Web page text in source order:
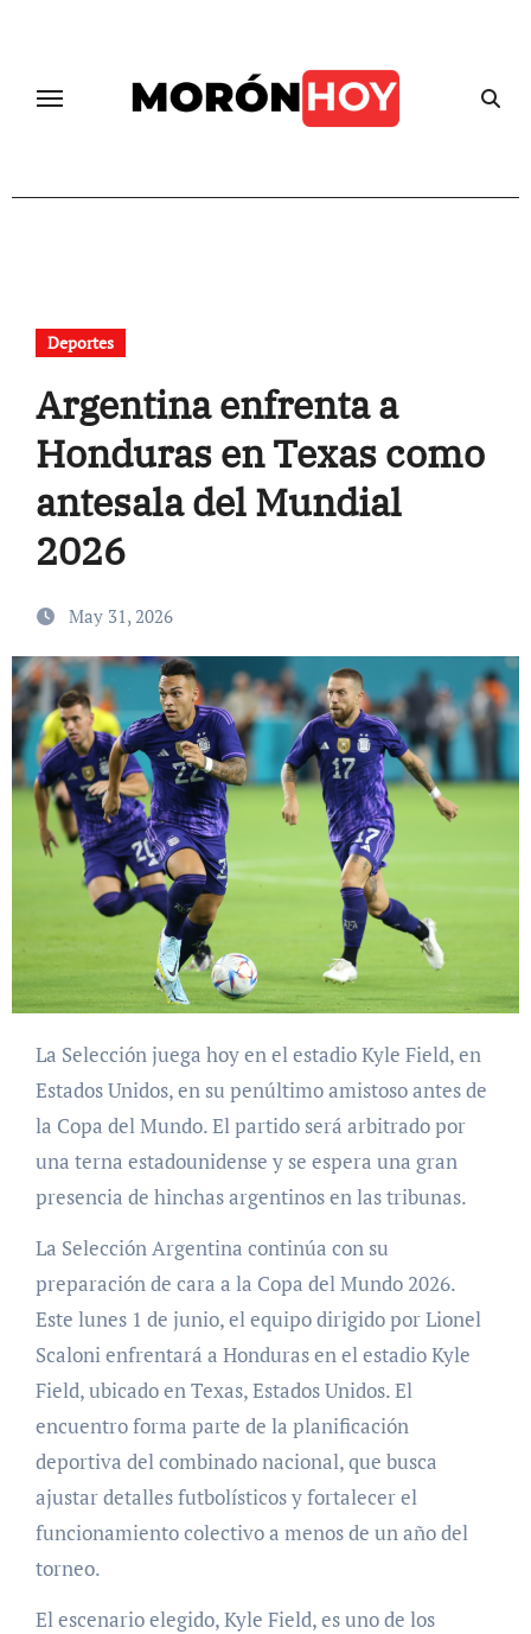
Deportes
Argentina enfrenta a
Honduras en Texas como
antesala del Mundial
2026
May 31, 2026
La Selección juega hoy en el estadio Kyle Field, en
Estados Unidos, en su penúltimo amistoso antes de
la Copa del Mundo. El partido será arbitrado por
una terna estadounidense y se espera una gran
presencia de hinchas argentinos en las tribunas.
La Selección Argentina continúa con su
preparación de cara a la Copa del Mundo 2026.
Este lunes 1 de junio, el equipo dirigido por Lionel
Scaloni enfrentará a Honduras en el estadio Kyle
Field, ubicado en Texas, Estados Unidos. El
encuentro forma parte de la planificación
deportiva del combinado nacional, que busca
ajustar detalles futbolísticos y fortalecer el
funcionamiento colectivo a menos de un año del
torneo.
El escenario elegido, Kyle Field, es uno de los